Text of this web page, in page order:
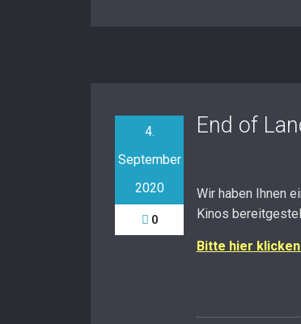
4.
September
2020
0
End of
Wir haben Ihnen
Kinos
Bitte hier